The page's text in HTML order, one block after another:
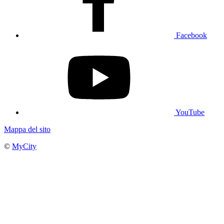
Facebook
YouTube
Mappa del sito
© MyCity